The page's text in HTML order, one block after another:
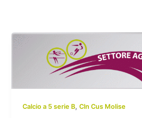
Calcio a 5 serie B,Cln Cus Molise